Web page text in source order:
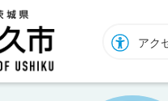
アク